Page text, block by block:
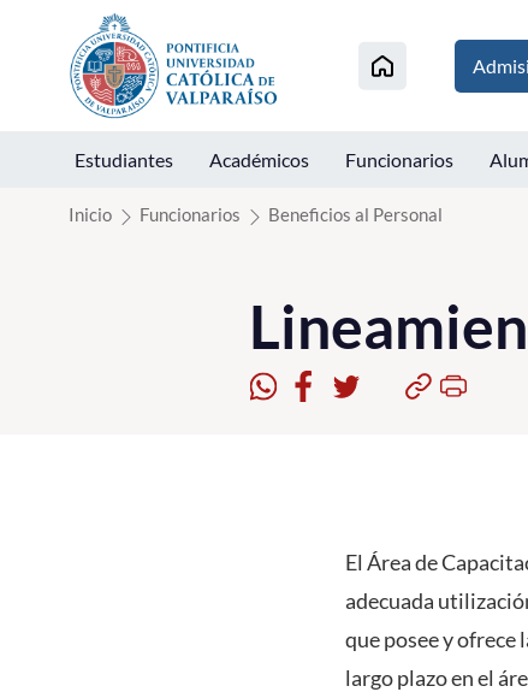
Click acá para ir directamente al contenido
Estudiantes Académicos Funcionarios
Inicio Funcionarios Beneficios al Personal
El Área de
adecuada
que posee y ofrece
largo plazo en el